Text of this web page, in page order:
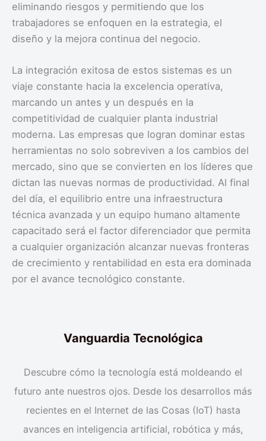
eliminando riesgos y permitiendo que los
trabajadores se enfoquen en la estrategia, el
diseño y la mejora continua del negocio.
La integración exitosa de estos sistemas es un
viaje constante hacia la excelencia operativa,
marcando un antes y un después en la
competitividad de cualquier planta industrial
moderna. Las empresas que logran dominar estas
herramientas no solo sobreviven a los cambios del
mercado, sino que se convierten en los líderes que
dictan las nuevas normas de productividad. Al final
del día, el equilibrio entre una infraestructura
técnica avanzada y un equipo humano altamente
capacitado será el factor diferenciador que permita
a cualquier organización alcanzar nuevas fronteras
de crecimiento y rentabilidad en esta era dominada
por el avance tecnológico constante.
Vanguardia Tecnológica
Descubre cómo la tecnología está moldeando el
futuro ante nuestros ojos. Desde los desarrollos más
recientes en el Internet de las Cosas (IoT) hasta
avances en inteligencia artificial, robótica y más,